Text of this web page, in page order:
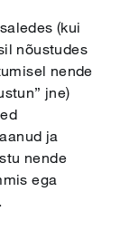
(kui
nõustudes
nende
jne)
ja
nende
ega